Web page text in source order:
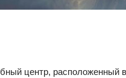
центр, расположенный в